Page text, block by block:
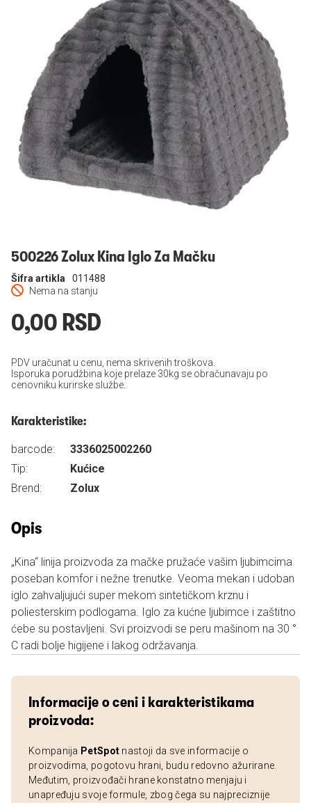
500226 Zolux Kina Iglo Za Mačku
Nema na stanju
Šifra artikla 011488
0,00 RSD
PDV uračunat u cenu, nema skrivenih troškova.
Isporuka porudžbina koje prelaze 30kg se obračunavaju po
cenovniku kurirske službe.
Karakteristike:
barcode:
3336025002260
Tip:
Kućice
Brend:
Zolux
Opis
„Kina“ linija proizvoda za mačke pružaće vašim ljubimcima
poseban komfor i nežne trenutke. Veoma mekan i udoban
iglo zahvaljujući super mekom sintetičkom krznu i
poliesterskim podlogama. Iglo za kućne ljubimce i zaštitno
ćebe su postavljeni. Svi proizvodi se peru mašinom na 30 °
C radi bolje higijene i lakog održavanja.
Informacije o ceni i karakteristikama
proizvoda:
Kompanija PetSpot nastoji da sve informacije o
proizvodima, pogotovu hrani, budu redovno ažurirane.
Međutim, proizvođači hrane konstatno menjaju i
unapređuju svoje formule, zbog čega su najpreciznije